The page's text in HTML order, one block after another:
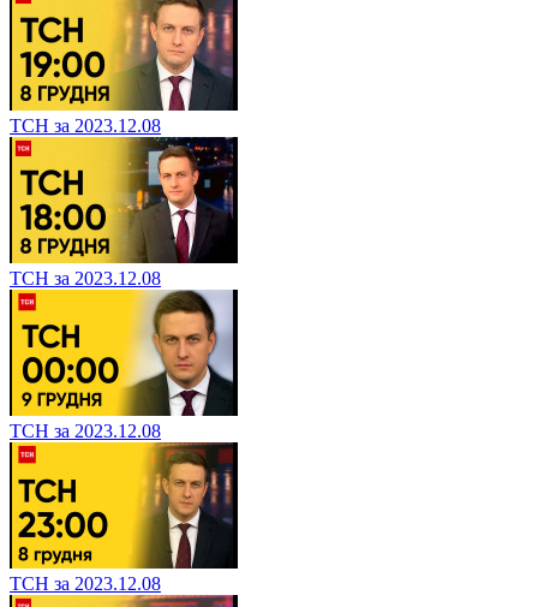
ТСН за 2023.12.08
ТСН за 2023.12.08
ТСН за 2023.12.08
ТСН за 2023.12.08